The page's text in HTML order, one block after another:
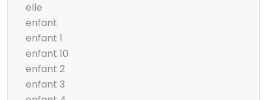
elle
enfant
enfant 1
enfant 10
enfant 2
enfant 3